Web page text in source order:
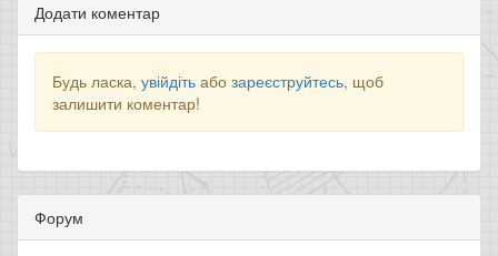
Додати коментар
Будь ласка, увійдіть або зареєструйтесь, щоб
залишити коментар!
Форум